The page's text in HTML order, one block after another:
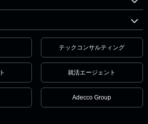
テックコンサルティング
就活エージェント
Adecco Group